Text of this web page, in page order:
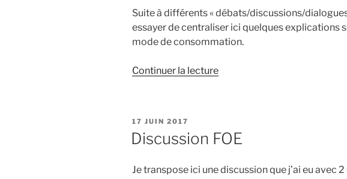
Suite à différents « débats/discussions/
essayer de centraliser ici quelques explications
mode de consommation.
Continuer la lecturede
mon
de
PUBLIÉ
LE
17 JUIN 2017
Discussion FOE
Je transpose ici une discussion que j’ai eu avec